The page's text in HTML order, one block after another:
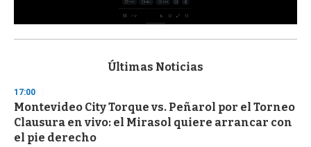
s
d
s
o
f
3
Últimas Noticias
17:00
Montevideo City Torque vs. Peñarol por el Torneo
Clausura en vivo: el Mirasol quiere arrancar con
el pie derecho